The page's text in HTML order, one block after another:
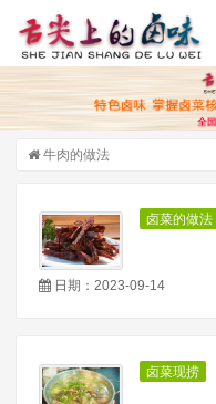
牛肉的做法
卤菜的做法
日期：2023-09-14
卤菜现捞